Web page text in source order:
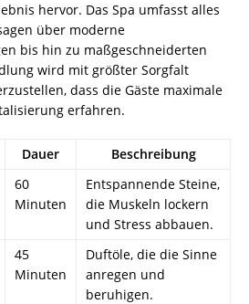
hervor. Das Spa umfasst alles
über moderne
bis hin zu maßgeschneiderten
wird mit größter Sorgfalt
dass die Gäste maximale
erfahren.
Dauer
Beschreibung
60
Minuten
Entspannende Steine,
die Muskeln lockern
und Stress abbauen.
45
Minuten
Duftöle, die die Sinne
anregen und
beruhigen.